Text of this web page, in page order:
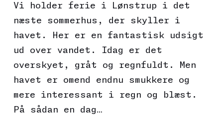
Vi holder ferie i Lønstrup i det
næste sommerhus, der skyller i
havet. Her er en fantastisk udsigt
ud over vandet. Idag er det
overskyet, gråt og regnfuldt. Men
havet er omend endnu smukkere og
mere interessant i regn og blæst.
På sådan en dag…